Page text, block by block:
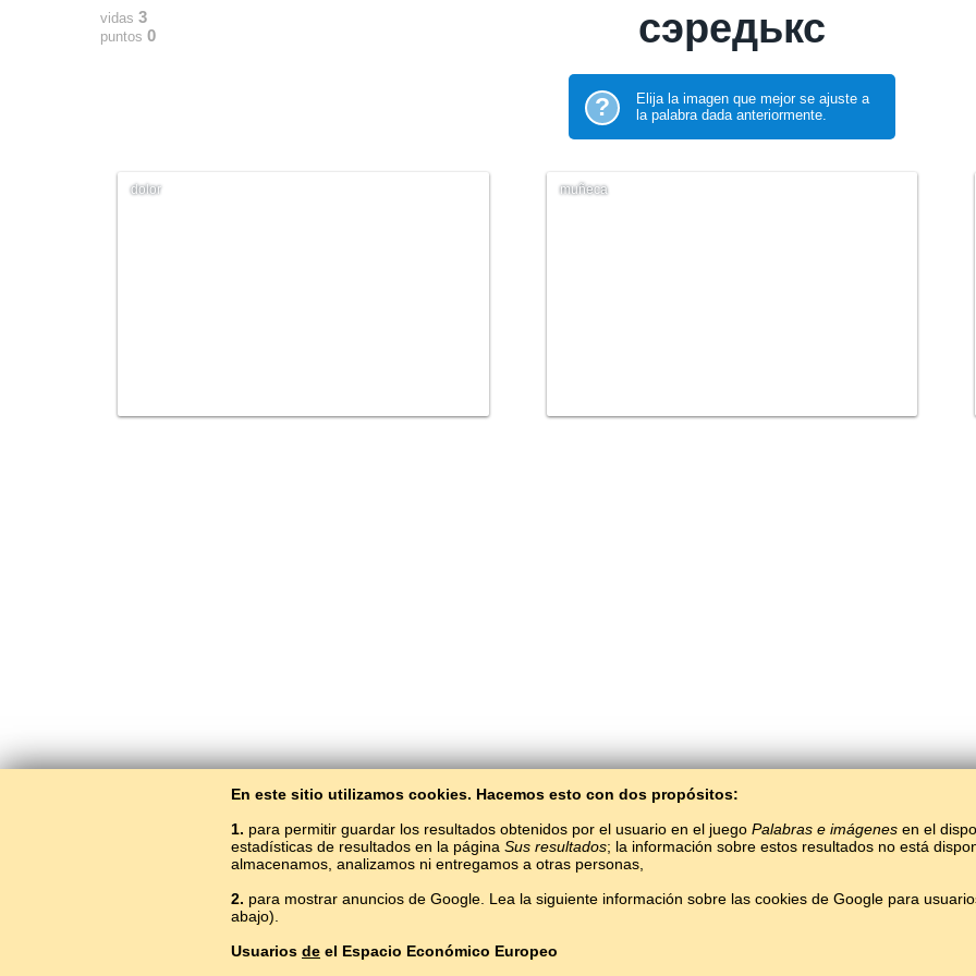
En este sitio utilizamos cookies. Hacemos esto con dos propósitos:
1. para permitir guardar los resultados obtenidos por el usuario en el juego Palabras e imágenes en el
estadísticas de resultados en la página Sus resultados; la información sobre estos resultados no está
almacenamos, analizamos ni entregamos a otras personas,
2. para mostrar anuncios de Google. Lea la siguiente información sobre las cookies de Google para
abajo).
Usuarios de el Espacio Económico Europeo
vidas 3
puntos 0 сэредькс
?
Elija la imagen que mejor se ajuste a
la palabra dada anteriormente.
dolor muñeca
Aprender el idioma erzya gratis. Jugar y aprender palabras erzyaas en línea.#